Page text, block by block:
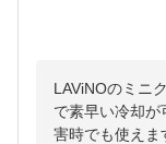
LAViNOのミニ
で素早い冷却が
害時でも使えま